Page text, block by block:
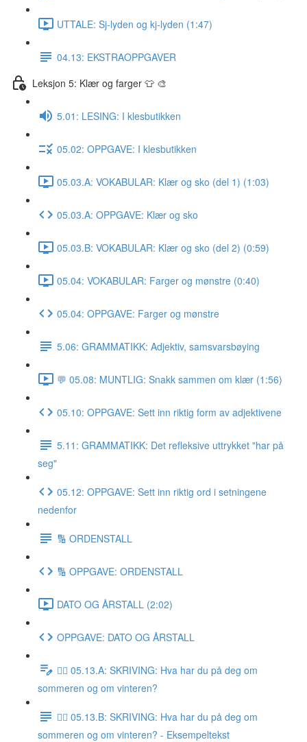
UTTALE: Sj-lyden og kj-lyden (1:47)
04.13: EKSTRAOPPGAVER
Leksjon 5: Klær og farger 👕 🎨
5.01: LESING: I klesbutikken
05.02: OPPGAVE: I klesbutikken
05.03.A: VOKABULAR: Klær og sko (del 1) (1:03)
05.03.A: OPPGAVE: Klær og sko
05.03.B: VOKABULAR: Klær og sko (del 2) (0:59)
05.04: VOKABULAR: Farger og mønstre (0:40)
05.04: OPPGAVE: Farger og mønstre
5.06: GRAMMATIKK: Adjektiv, samsvarsbøying
💬 05.08: MUNTLIG: Snakk sammen om klær (1:56)
05.10: OPPGAVE: Sett inn riktig form av adjektivene
5.11: GRAMMATIKK: Det refleksive uttrykket "har på
seg"
05.12: OPPGAVE: Sett inn riktig ord i setningene
nedenfor
🔢 ORDENSTALL
🔢 OPPGAVE: ORDENSTALL
DATO OG ÅRSTALL (2:02)
OPPGAVE: DATO OG ÅRSTALL
✍🏼 05.13.A: SKRIVING: Hva har du på deg om
sommeren og om vinteren?
✍🏼 05.13.B: SKRIVING: Hva har du på deg om
sommeren og om vinteren? - Eksempeltekst